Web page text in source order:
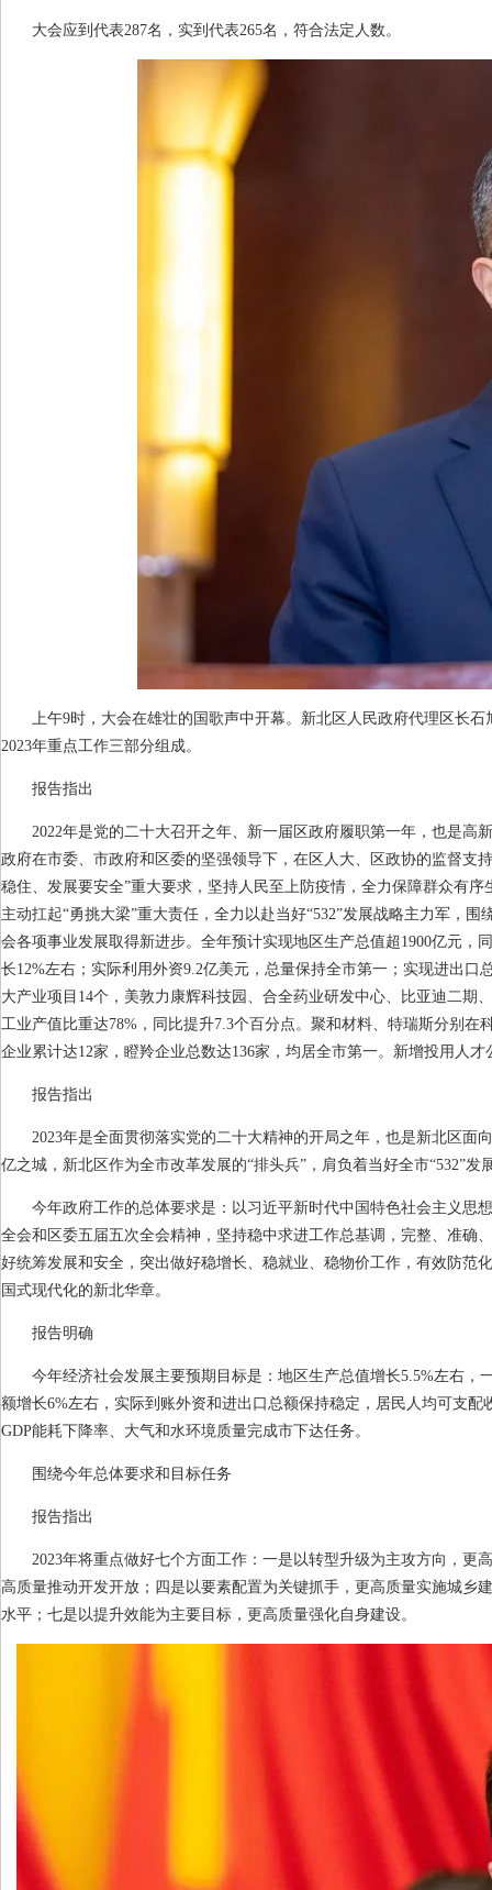
大会应到代表287名，实到代表265名，符合法定人数。
上午9时，大会在雄壮的国歌声中开幕。新北区人民政府代理区长
2023年重点工作三部分组成。
报告指出
2022年是党的二十大召开之年、新一届区政府履职第一年，也是高
政府在市委、市政府和区委的坚强领导下，在区人大、区政协的监督支
稳住、发展要安全”重大要求，坚持人民至上防疫情，全力保障群众有
主动扛起“勇挑大梁”重大责任，全力以赴当好“532”发展战略主力军，围
会各项事业发展取得新进步。全年预计实现地区生产总值超 1900亿元，
长12%左右；实际利用外资9.2亿美元，总量保持全市第一；实现进出口
大产业项目 14个，美敦力康辉科技园、合全药业研发中心、比亚迪二期
工业产值比重达78% ，同比提升7.3个百分点。聚和材料、特瑞斯分别在
企业累计达12家，瞪羚企业总数达136家，均居全市第一。新增投用人才
报告指出
2023年是全面贯彻落实党的二十大精神的开局之年，也是新北区面
亿之城，新北区作为全市改革发展的“排头兵”，肩负着当好全市“532”发
今年政府工作的总体要求是：以习近平新时代中国特色社会主义思
全会和区委五届五次全会精神，坚持稳中求进工作总基调，完整、准确
好统筹发展和安全，突出做好稳增长、稳就业、稳物价工作，有效防范
国式现代化的新北华章。
报告明确
今年经济社会发展主要预期目标是：地区生产总值增长5.5%左右，
额增长6%左右，实际到账外资和进出口总额保持稳定，居民人均可支
GDP能耗下降率、大气和水环境质量完成市下达任务。
围绕今年总体要求和目标任务
报告指出
2023年将重点做好七个方面工作：一是以转型升级为主攻方向，更
高质量推动开发开放；四是以要素配置为关键抓手，更高质量实施城乡
水平；七是以提升效能为主要目标，更高质量强化自身建设。